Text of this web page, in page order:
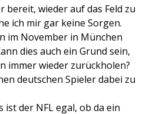
bereit, wieder auf das Feld zu
ich mir gar keine Sorgen.
im November in München
dies auch ein Grund sein,
immer wieder zurückholen?
deutschen Spieler dabei zu
ist der NFL egal, ob da ein